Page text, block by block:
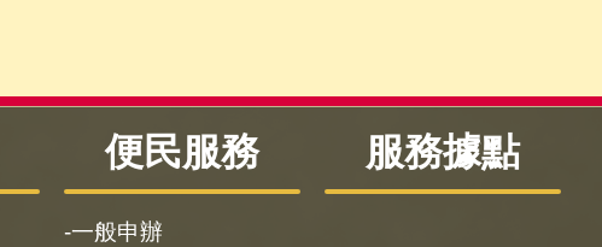
便民服務
一般申辦
服務據點